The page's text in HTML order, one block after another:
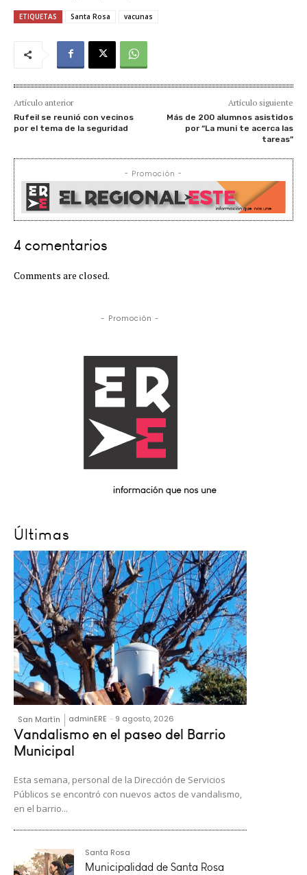
ETIQUETAS Santa Rosa vacunas
Artículo anterior
Rufeil se reunió con vecinos
por el tema de la seguridad
Artículo siguiente
Más de 200 alumnos asistidos
por “La muni te acerca las
tareas”
- Promoción -
4 comentarios
Comments are closed.
- Promoción -
Últimas
San Martín adminERE - 9 agosto, 2026
Vandalismo en el paseo del Barrio
Municipal
Esta semana, personal de la Dirección de Servicios
Públicos se encontró con nuevos actos de vandalismo,
en el barrio...
Santa Rosa
Municipalidad de Santa Rosa